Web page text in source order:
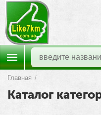
Главная /
Каталог